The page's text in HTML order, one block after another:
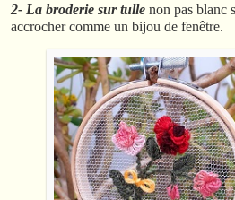
2- La broderie sur tulle non pas blanc
accrocher comme un bijou de fenêtre.